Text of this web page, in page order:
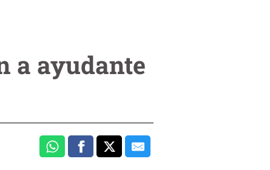
a ayudante